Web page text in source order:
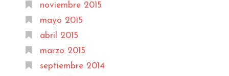
noviembre 2015
mayo 2015
abril 2015
marzo 2015
septiembre 2014